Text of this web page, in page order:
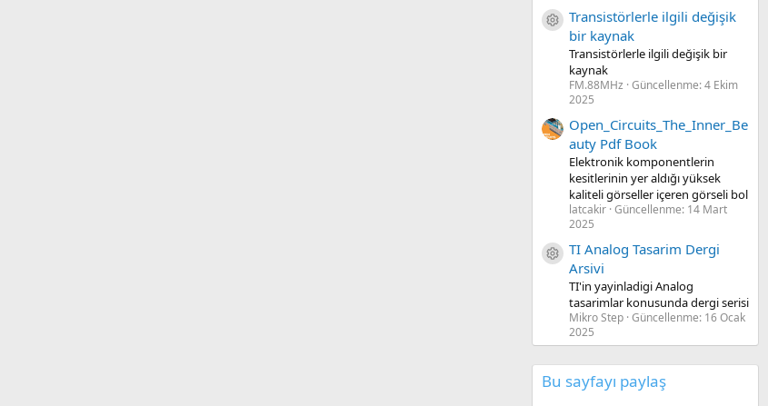
Kaynak ikon/amblem
Transistörlerle ilgili değişik
bir kaynak
Transistörlerle ilgili değişik bir
kaynak
FM.88MHz Güncellenme:4 Ekim
2025
Open_Circuits_The_Inner_Be
auty Pdf Book
Elektronik komponentlerin
kesitlerinin yer aldığı yüksek
kaliteli görseller içeren görseli bol
latcakir Güncellenme: 14 Mart
2025
Kaynak ikon/amblem
TI Analog Tasarim Dergi
Arsivi
TI'in yayinladigi Analog
tasarimlar konusunda dergi serisi
Mikro Step Güncellenme: 16 Ocak
2025
Bu sayfayı paylaş